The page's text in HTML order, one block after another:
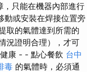
，只能在機器內部進行
動或安裝在焊接位置旁
取的氣體達到所需的
況證明合理），才可
康 - - 點心餐飲 台中
毒 的氣體時，必須通